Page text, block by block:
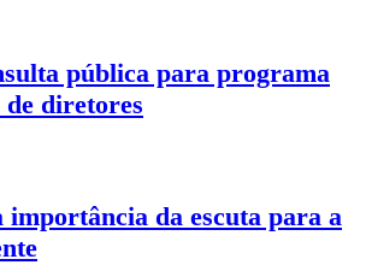
pública para programa
diretores
importância da escuta para a